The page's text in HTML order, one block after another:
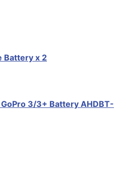
Battery x 2
3/3+ Battery AHDBT-